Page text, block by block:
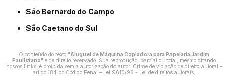
São Bernardo do Campo
São Caetano do Sul
O conteúdo do texto "Aluguel de Máquina Copiadora para Papelaria Jardim
Paulistano" é de direito reservado. Sua reprodução, parcial ou total, mesmo citando
nossos links, é proibida sem a autorização do autor. Crime de violação de direito autoral –
artigo 184 do Código Penal – Lei 9610/98 - Lei de direitos autorais